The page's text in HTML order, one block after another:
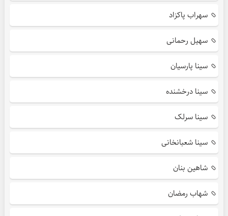
سهراب پاکزاد
سهیل رحمانی
سینا پارسیان
سینا درخشنده
سینا سرلک
سینا شعبانخانی
شاهین بنان
شهاب رمضان